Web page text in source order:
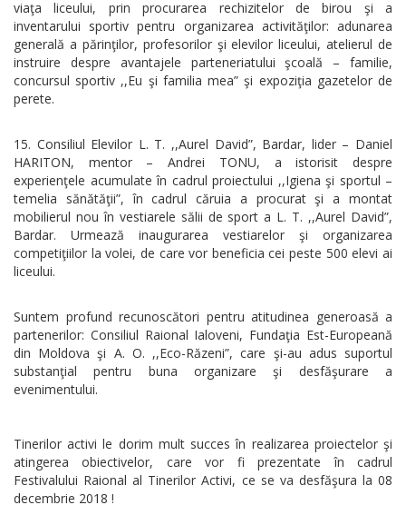
viaţa liceului, prin procurarea rechizitelor de birou şi a
inventarului sportiv pentru organizarea activităţilor: adunarea
generală a părinţilor, profesorilor şi elevilor liceului, atelierul de
instruire despre avantajele parteneriatului şcoală – familie,
concursul sportiv ,,Eu şi familia mea” şi expoziţia gazetelor de
perete.
Consiliul Elevilor L. T. ,,Aurel David”, Bardar, lider – Daniel
HARITON, mentor – Andrei TONU, a istorisit despre
experienţele acumulate în cadrul proiectului ,,Igiena şi sportul –
temelia sănătăţii”, în cadrul căruia a procurat şi a montat
mobilierul nou în vestiarele sălii de sport a L. T. ,,Aurel David”,
Bardar. Urmează inaugurarea vestiarelor şi organizarea
competiţiilor la volei, de care vor beneficia cei peste 500 elevi ai
liceului.
Suntem profund recunoscători pentru atitudinea generoasă a
partenerilor: Consiliul Raional Ialoveni, Fundaţia Est-Europeană
din Moldova şi A. O. ,,Eco-Răzeni”, care şi-au adus suportul
substanţial pentru buna organizare şi desfăşurare a
evenimentului.
Tinerilor activi le dorim mult succes în realizarea proiectelor şi
atingerea obiectivelor, care vor fi prezentate în cadrul
Festivalului Raional al Tinerilor Activi, ce se va desfăşura la 08
decembrie 2018 !